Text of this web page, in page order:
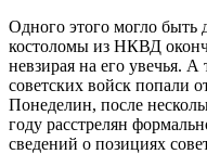
Одного этого могло быть
костоломы из НКВД
невзирая на его увечья.
советских войск попали
Понеделин, после
году расстрелян
сведений о позициях